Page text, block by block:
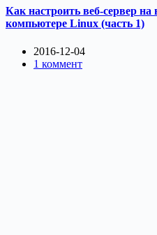
Как настроить веб-сервер
компьютере Linux (часть 1)
2016-12-04
1 коммент